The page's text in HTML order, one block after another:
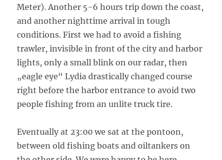
Meter). Another 5-6 hours trip down the coast,
and another nighttime arrival in tough
conditions. First we had to avoid a fishing
trawler, invisible in front of the city and harbor
lights, only a small blink on our radar, then
„eagle eye“ Lydia drastically changed course
right before the harbor entrance to avoid two
people fishing from an unlite truck tire.
Eventually at 23:00 we sat at the pontoon,
between old fishing boats and oiltankers on